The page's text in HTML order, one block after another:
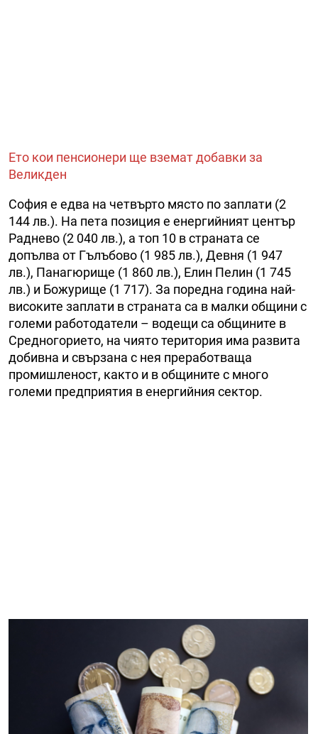
Ето кои пенсионери ще вземат добавки за
Великден
София е едва на четвърто място по заплати (2
144 лв.). На пета позиция е енергийният център
Раднево (2 040 лв.), а топ 10 в страната се
допълва от Гълъбово (1 985 лв.), Девня (1 947
лв.), Панагюрище (1 860 лв.), Елин Пелин (1 745
лв.) и Божурище (1 717). За поредна година най-
високите заплати в страната са в малки общини с
големи работодатели – водещи са общините в
Средногорието, на чиято територия има развита
добивна и свързана с нея преработваща
промишленост, както и в общините с много
големи предприятия в енергийния сектор.